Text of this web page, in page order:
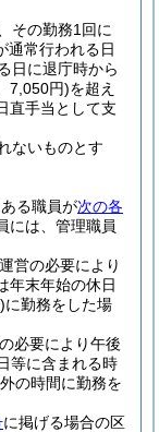
その勤務1回に
通常行われる日
日に退庁時から
7,050円)を超え
直手当として支
ないものとす
る職員が次の各
には、管理職員
営の必要により
年末年始の休日
に勤務をした場
必要により午後
等に含まれる時
の時間に勤務を
に掲げる場合の区